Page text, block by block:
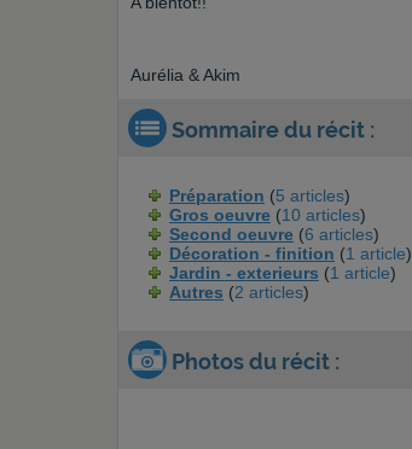
Aurélia & Akim
Sommaire du récit :
Préparation (5 articles)
Gros oeuvre (10 articles)
Second oeuvre (6 articles)
Décoration - finition (1 article)
Jardin - exterieurs (1 article)
Autres (2 articles)
Photos du récit :